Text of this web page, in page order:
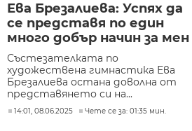
Ева Брезалиева: Успях да
се представя по един
много добър начин за мен
Състезателката по
художествена гимнастика Ева
Брезалиева остана доволна от
представянето си на...
14:01, 08.06.2025 Чете се за: 01:35 мин.